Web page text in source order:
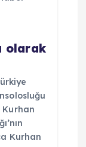
olarak
Kurhan